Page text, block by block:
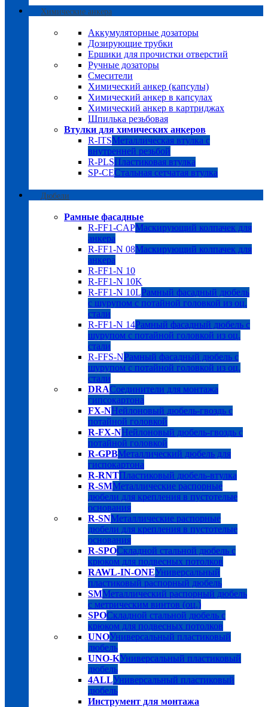
Химические анкера
Аккумуляторные дозаторы
Дозирующие трубки
Ершики для прочистки отверстий
Ручные дозаторы
Смесители
Химический анкер (капсулы)
Химический анкер в капсулах
Химический анкер в картриджах
Шпилька резьбовая
Втулки для химических анкеров
R-ITSМеталлическая втулка с
внутренней резьбой
R-PLSПластиковая втулка
SP-CEСтальная сетчатая втулка
Дюбели
Рамные фасадные
R-FF1-CAPМаскирующий колпачек для
анкера
R-FF1-N 08Маскирующий колпачек для
анкера
R-FF1-N 10
R-FF1-N 10K
R-FF1-N 10LРамный фасадный дюбель
с шурупом с потайной головкой из оц.
стали
R-FF1-N 14Рамный фасадный дюбель с
шурупом с потайной головкой из оц.
стали
R-FFS-NРамный фасадный дюбель с
шурупом с потайной головкой из оц.
стали
DRAСоединители для монтажа
гипсокартона
FX-NНейлоновый дюбель-гвоздь с
потайной головкой
R-FX-NНейлоновый дюбель-гвоздь с
потайной головкой
R-GPBМеталлический дюбель для
гиспокартона
R-RNTПластиковый дюбель-втулка
R-SMМеталлические распорные
дюбели для крепления в пустотелые
основания
R-SNМеталлические распорные
дюбели для крепления в пустотелые
основания
R-SPOСкладной стальной дюбель с
крюком для подвесных потолков
RAWL-IN-ONEУниверсальный
пластиковый распорный дюбель
SMМеталлический распорный дюбель
с метрическим винтов (оц.)
SPOСкладной стальной дюбель с
крюком для подвесных потолков
UNOУниверсальный пластиковый
дюбель
UNO-KУниверсальный пластиковый
дюбель
4ALLУниверсальный пластиковый
дюбель
Инструмент для монтажа